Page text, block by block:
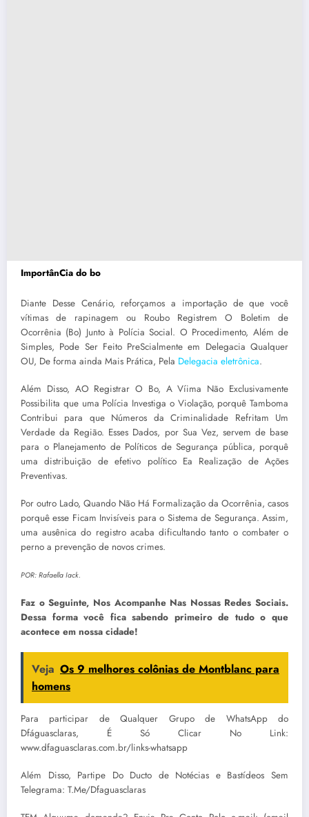
ImportânCia do bo
Diante Desse Cenário, reforçamos a importação de que você
vítimas de rapinagem ou Roubo Registrem O Boletim de
Ocorrênia (Bo) Junto à Polícia Social. O Procedimento, Além de
Simples, Pode Ser Feito PreScialmente em Delegacia Qualquer
OU, De forma ainda Mais Prática, Pela Delegacia eletrônica.
Além Disso, AO Registrar O Bo, A Víima Não Exclusivamente
Possibilita que uma Polícia Investiga o Violação, porquê Tamboma
Contribui para que Números da Criminalidade Refritam Um
Verdade da Região. Esses Dados, por Sua Vez, servem de base
para o Planejamento de Políticos de Segurança pública, porquê
uma distribuição de efetivo político Ea Realização de Ações
Preventivas.
Por outro Lado, Quando Não Há Formalização da Ocorrênia, casos
porquê esse Ficam Invisíveis para o Sistema de Segurança. Assim,
uma ausênica do registro acaba dificultando tanto o combater o
perno a prevenção de novos crimes.
POR: Rafaella Iack.
Faz o Seguinte, Nos Acompanhe Nas Nossas Redes Sociais.
Dessa forma você fica sabendo primeiro de tudo o que
acontece em nossa cidade!
Veja Os 9 melhores colônias de Montblanc para
homens
Para participar de Qualquer Grupo de WhatsApp do
Dfáguasclaras, É Só Clicar No Link:
www.dfaguasclaras.com.br/links-whatsapp
Além Disso, Partipe Do Ducto de Notécias e Bastídeos Sem
Telegrama: T.Me/Dfaguasclaras